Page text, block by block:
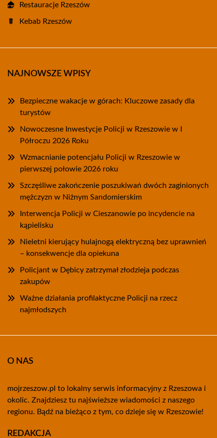
Restauracje Rzeszów
Kebab Rzeszów
NAJNOWSZE WPISY
Bezpieczne wakacje w górach: Kluczowe zasady dla
turystów
Nowoczesne Inwestycje Policji w Rzeszowie w I
Półroczu 2026 Roku
Wzmacnianie potencjału Policji w Rzeszowie w
pierwszej połowie 2026 roku
Szczęśliwe zakończenie poszukiwań dwóch zaginionych
mężczyzn w Niżnym Sandomierskim
Interwencja Policji w Cieszanowie po incydencie na
kąpielisku
Nieletni kierujący hulajnogą elektryczną bez uprawnień
– konsekwencje dla opiekuna
Policjant w Dębicy zatrzymał złodzieja podczas
zakupów
Ważne działania profilaktyczne Policji na rzecz
najmłodszych
O NAS
mojrzeszow.pl to lokalny serwis informacyjny z Rzeszowa i
okolic. Znajdziesz tu najświeższe wiadomości z naszego
regionu. Bądź na bieżąco z tym, co dzieje się w Rzeszowie!
REDAKCJA